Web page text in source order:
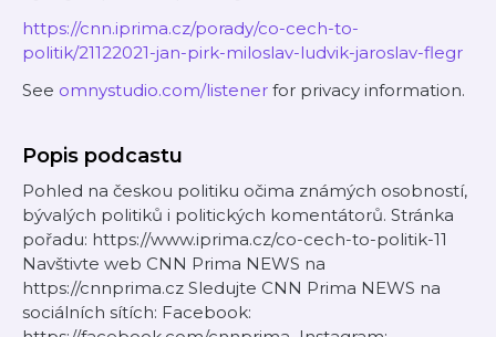
https://cnn.iprima.cz/porady/co-cech-to-
politik/21122021-jan-pirk-miloslav-ludvik-jaroslav-flegr
See omnystudio.com/listener for privacy information.
Popis podcastu
Pohled na českou politiku očima známých osobností,
bývalých politiků i politických komentátorů. Stránka
pořadu: https://www.iprima.cz/co-cech-to-politik-11
Navštivte web CNN Prima NEWS na
https://cnnprima.cz Sledujte CNN Prima NEWS na
sociálních sítích: Facebook: